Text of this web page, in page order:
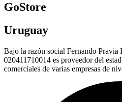
GoStore
Uruguay
Bajo la razón social Fernando
020411710014 es proveedor del
comerciales de varias empresas de